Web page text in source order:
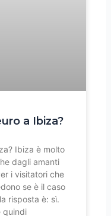
a Ibiza?
Ibiza è molto
dagli amanti
i visitatori che
se è il caso
risposta è: sì.
quindi